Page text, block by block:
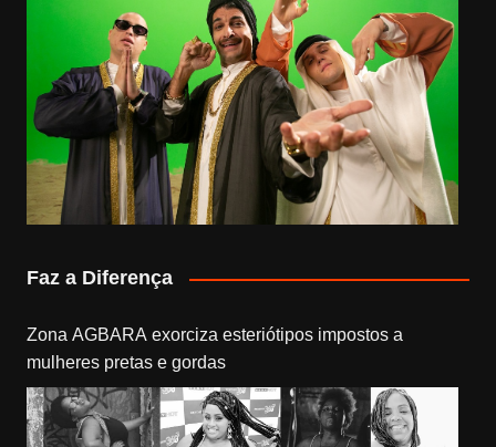
Faz a Diferença
Zona AGBARA exorciza esteriótipos impostos a
mulheres pretas e gordas